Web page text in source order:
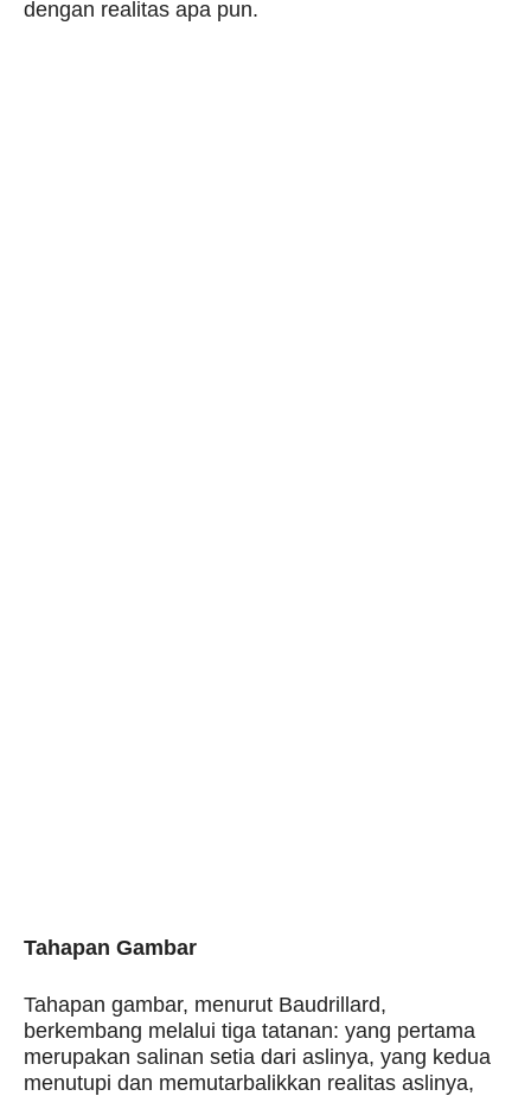
dengan realitas apa pun.
Tahapan Gambar
Tahapan gambar, menurut Baudrillard,
berkembang melalui tiga tatanan: yang pertama
merupakan salinan setia dari aslinya, yang kedua
menutupi dan memutarbalikkan realitas aslinya,